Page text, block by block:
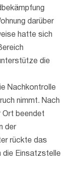
darüber
hatte sich
die
Nachkontrolle
nimmt. Nach
Ort beendet
der
rückte das
die Einsatzstelle